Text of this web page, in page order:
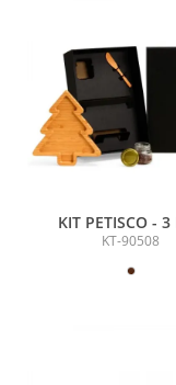
KIT PETISCO - 3
KT-90508